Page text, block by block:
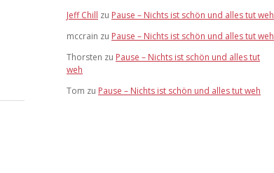
Jeff Chill zu Pause – Nichts ist schön und alles tut weh
mccrain zu Pause – Nichts ist schön und alles tut weh
Thorsten zu Pause – Nichts ist schön und alles tut
weh
Tom zu Pause – Nichts ist schön und alles tut weh